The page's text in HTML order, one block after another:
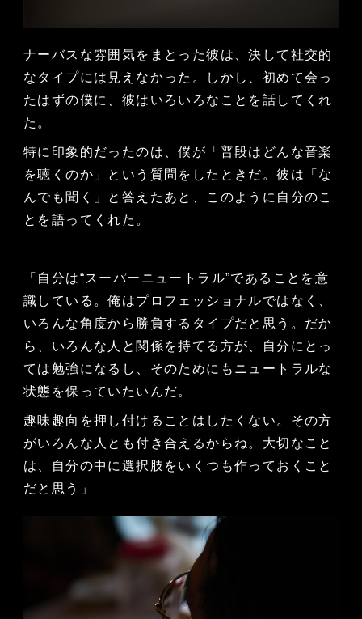
ナーバスな雰囲気をまとった彼は、決して社交的
なタイプには見えなかった。しかし、初めて会っ
たはずの僕に、彼はいろいろなことを話してくれ
た。
特に印象的だったのは、僕が「普段はどんな音楽
を聴くのか」という質問をしたときだ。彼は「な
んでも聞く」と答えたあと、このように自分のこ
とを語ってくれた。
「自分は“スーパーニュートラル”であることを意
識している。俺はプロフェッショナルではなく、
いろんな角度から勝負するタイプだと思う。だか
ら、いろんな人と関係を持てる方が、自分にとっ
ては勉強になるし、そのためにもニュートラルな
状態を保っていたいんだ。
趣味趣向を押し付けることはしたくない。その方
がいろんな人とも付き合えるからね。大切なこと
は、自分の中に選択肢をいくつも作っておくこと
だと思う」